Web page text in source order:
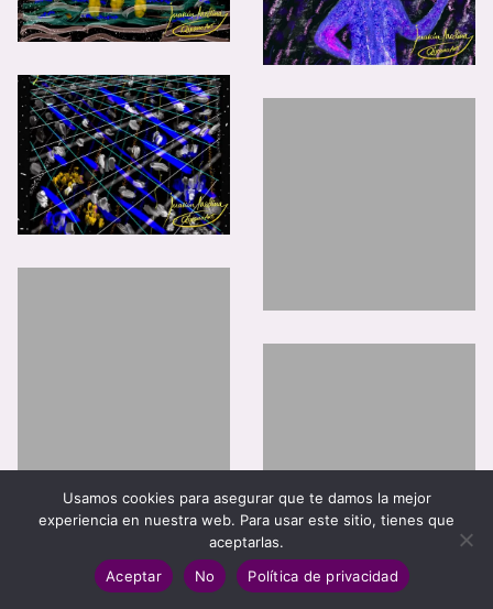
Usamos cookies para asegurar que te damos la mejor
experiencia en nuestra web. Para usar este sitio, tienes que
aceptarlas.
Aceptar
No Política de privacidad